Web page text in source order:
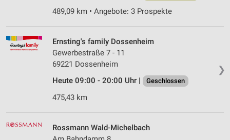
489,09 km • Angebote: 3 Prospekte
❯
Ernsting's family Dossenheim
Gewerbestraße 7 - 11
69221 Dossenheim
Heute 09:00 - 20:00 Uhr |
Geschlossen
475,43 km
Rossmann Wald-Michelbach
Erstellung von Profilen für personalisierte
Verwendung von Profilen zur Auswahl
personalisierter Werbung
Erstellung von Profilen zur Personalisierung
von Inhalten
Verwendung von Profilen zur Auswahl
Messung der Werbeleistung